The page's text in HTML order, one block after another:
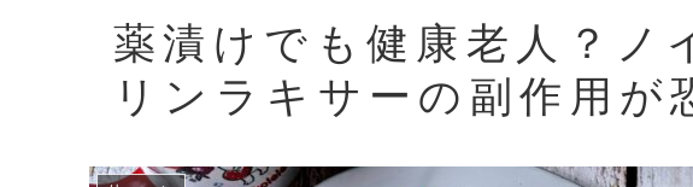
薬漬けでも健康老人？ノ
リンラキサーの副作用が